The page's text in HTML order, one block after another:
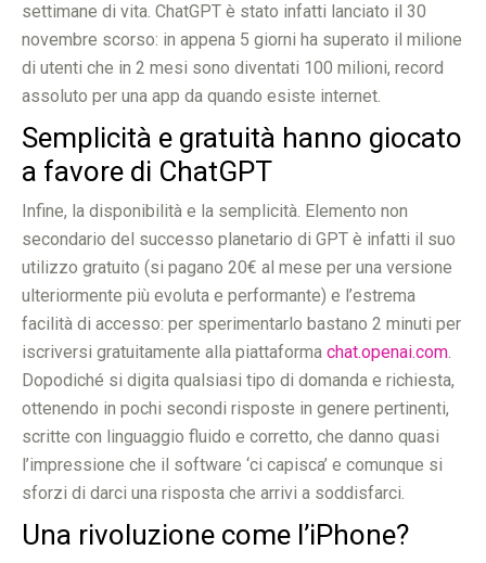
settimane di vita. ChatGPT è stato infatti lanciato il 30
novembre scorso: in appena 5 giorni ha superato il milione
di utenti che in 2 mesi sono diventati 100 milioni, record
assoluto per una app da quando esiste internet.
Semplicità e gratuità hanno giocato
a favore di ChatGPT
Infine, la disponibilità e la semplicità. Elemento non
secondario del successo planetario di GPT è infatti il suo
utilizzo gratuito (si pagano 20€ al mese per una versione
ulteriormente più evoluta e performante) e l’estrema
facilità di accesso: per sperimentarlo bastano 2 minuti per
iscriversi gratuitamente alla piattaforma chat.openai.com.
Dopodiché si digita qualsiasi tipo di domanda e richiesta,
ottenendo in pochi secondi risposte in genere pertinenti,
scritte con linguaggio fluido e corretto, che danno quasi
l’impressione che il software ‘ci capisca’ e comunque si
sforzi di darci una risposta che arrivi a soddisfarci.
Una rivoluzione come l’iPhone?